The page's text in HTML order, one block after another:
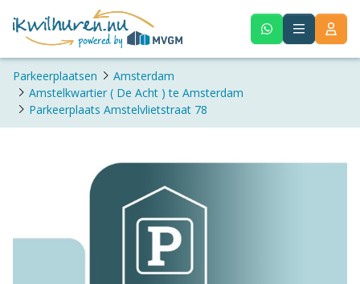
Parkeerplaatsen
Amsterdam
Amstelkwartier ( De Acht ) te Amsterdam
Parkeerplaats Amstelvlietstraat 78